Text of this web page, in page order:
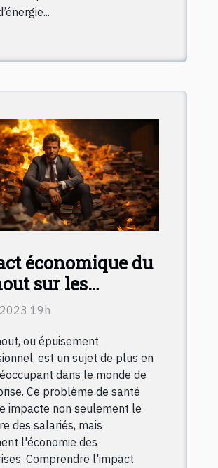
économique du
sur les
: comment
19h
ou épuisement
est un sujet de plus en
dans le monde de
Ce problème de santé
impacte non seulement le
des salariés, mais
l'économie des
Comprendre l'impact